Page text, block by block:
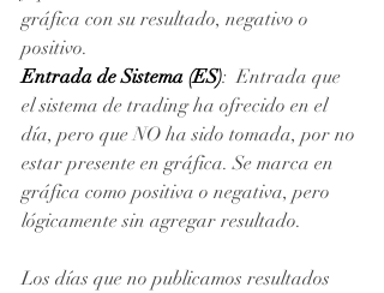
gráfica con su resultado, negativo o
positivo.
Entrada de Sistema (ES):  Entrada que
el sistema de trading ha ofrecido en el
día, pero que NO ha sido tomada, por no
estar presente en gráfica. Se marca en
gráfica como positiva o negativa, pero
lógicamente sin agregar resultado.
Los días que no publicamos resultados